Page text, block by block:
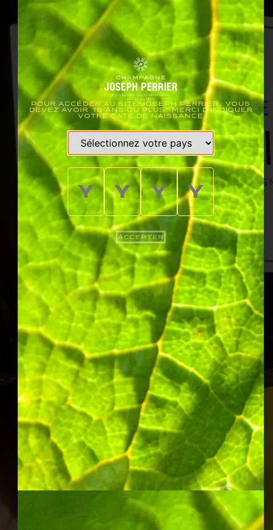
POUR ACCÉDER AU SITE JOSEPH PERRIER, VOUS
DEVEZ AVOIR 18 ANS OU PLUS. MERCI D'INDIQUER
VOTRE DATE DE NAISSANCE
ACCEPTER